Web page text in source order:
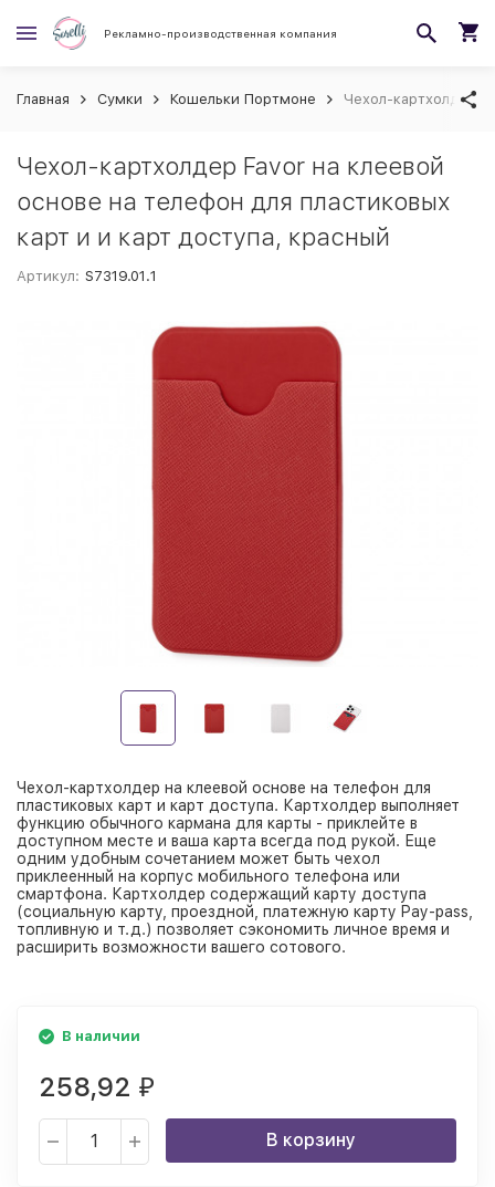
Рекламно-производственная компания
Главная Сумки Кошельки Портмоне Чехол-картхолдер
Чехол-картхолдер Favor на клеевой
основе на телефон для пластиковых
карт и и карт доступа, красный
Артикул: S7319.01.1
Чехол-картхолдер на клеевой основе на телефон для
пластиковых карт и карт доступа. Картхолдер выполняет
функцию обычного кармана для карты - приклейте в
доступном месте и ваша карта всегда под рукой. Еще
одним удобным сочетанием может быть чехол
приклеенный на корпус мобильного телефона или
смартфона. Картхолдер содержащий карту доступа
(социальную карту, проездной, платежную карту Pay-pass,
топливную и т.д.) позволяет сэкономить личное время и
расширить возможности вашего сотового.
В наличии
258,92 ₽
В корзину